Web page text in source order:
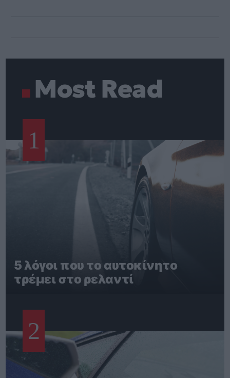
Most Read
1
5 λόγοι που το αυτοκίνητο
τρέμει στο ρελαντί
2